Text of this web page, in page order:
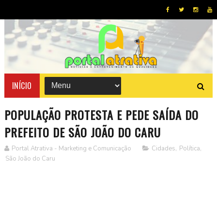
INÍCIO
POPULAÇÃO PROTESTA E PEDE SAÍDA DO
PREFEITO DE SÃO JOÃO DO CARU
Portal Atrativa - Marketing e Comunicação Cidades, Política,
São João do Caru